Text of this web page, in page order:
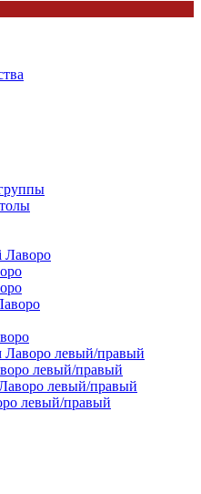
Лаворо
Лаворо левый/правый
левый/правый
левый/правый
левый/правый